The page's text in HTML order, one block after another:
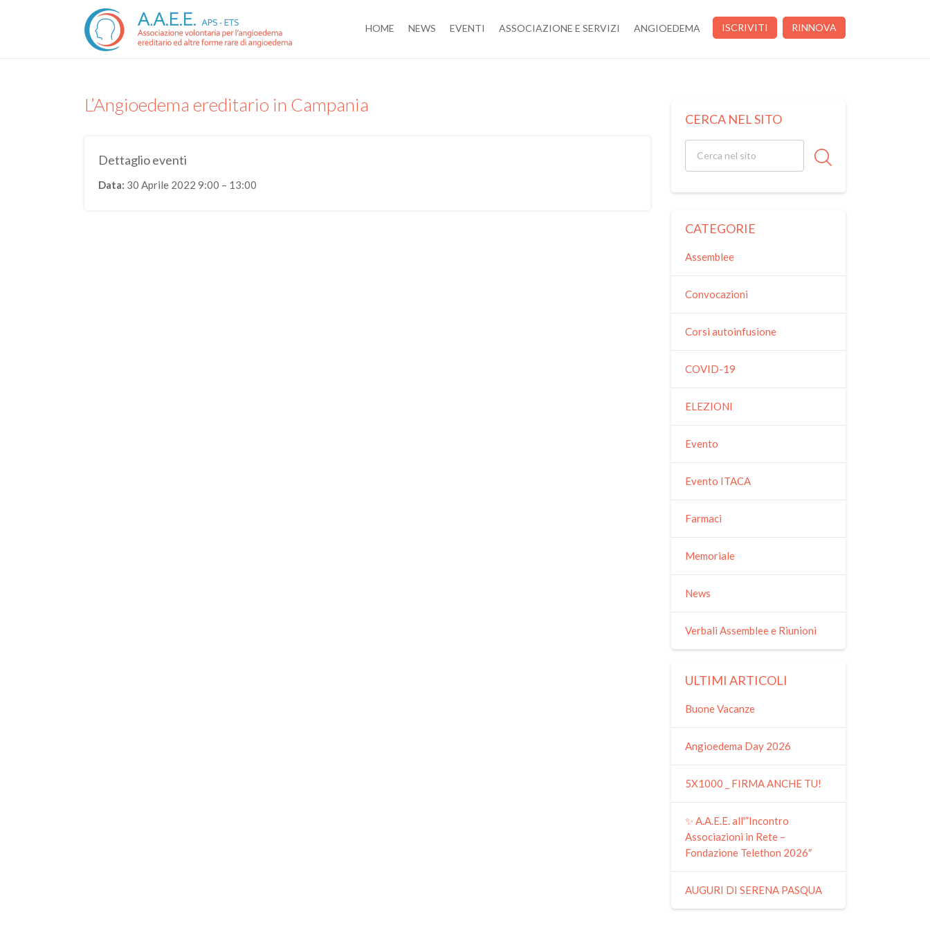
HOME NEWS EVENTI ASSOCIAZIONE E SERVIZI ANGIOEDEMA ISCRIVITI RINNOVA
L’Angioedema ereditario in Campania
Dettaglio eventi
Data: 30 Aprile 2022 9:00 – 13:00
CERCA NEL SITO
CATEGORIE
Assemblee
Convocazioni
Corsi autoinfusione
COVID-19
ELEZIONI
Evento
Evento ITACA
Farmaci
Memoriale
News
Verbali Assemblee e Riunioni
ULTIMI ARTICOLI
Buone Vacanze
Angioedema Day 2026
5X1000 _ FIRMA ANCHE TU!
✨ A.A.E.E. all'”Incontro
Associazioni in Rete –
Fondazione Telethon 2026″
AUGURI DI SERENA PASQUA